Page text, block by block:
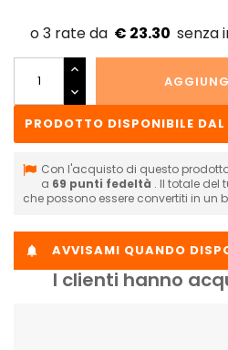
€ 23.30
PRODOTTO DISPONIBILE
Con l'acquisto di questo
a 69 punti fedeltà . Il totale del
che possono essere convertiti in un
 AVVISAMI QUANDO
I clienti hanno